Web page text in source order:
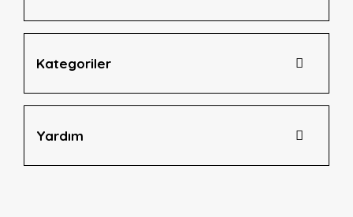
Kategoriler
Yardım